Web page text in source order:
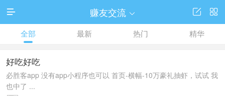
 赚友交流  

全部 最新 热门 精华
好吃好吃
必胜客app 没有app小程序也可以 首页-横幅-10万豪礼抽虾，试试 我
也中了 ...